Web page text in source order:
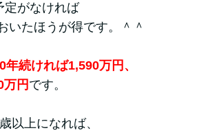
定がなければ
いたほうが得です。＾＾
続ければ1,590万円、
円 です。
以上になれば、